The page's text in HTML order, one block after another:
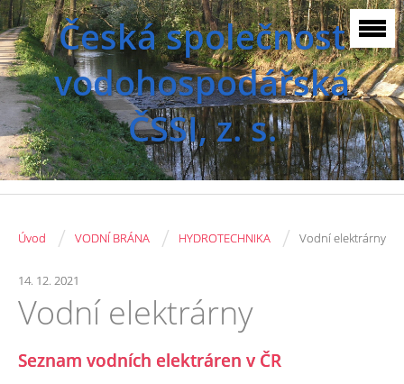
Česká společnost
vodohospodářská
ČSSI, z. s.
Úvod / VODNÍ BRÁNA / HYDROTECHNIKA / Vodní elektrárny
14. 12. 2021
Vodní elektrárny
Seznam vodních elektráren v ČR